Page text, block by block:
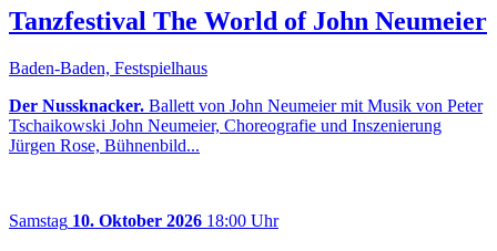
Tanzfestival The World of John Neumeier
Baden-Baden, Festspielhaus
Der Nussknacker. Ballett von John Neumeier mit Musik von Peter
Tschaikowski John Neumeier, Choreografie und Inszenierung
Jürgen Rose, Bühnenbild...
Samstag 10. Oktober 2026 18:00 Uhr